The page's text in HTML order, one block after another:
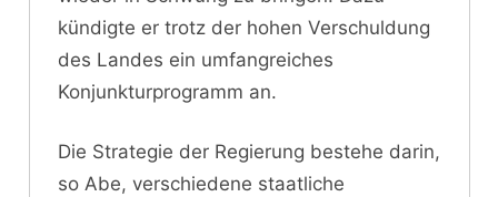
kündigte er trotz der hohen Verschuldung
des Landes ein umfangreiches
Konjunkturprogramm an.
Die Strategie der Regierung bestehe darin,
so Abe, verschiedene staatliche